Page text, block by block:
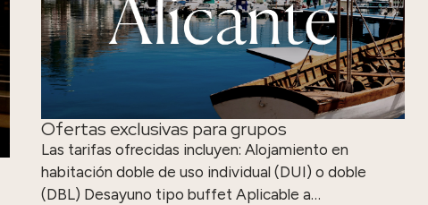
Ofertas exclusivas para grupos
Las tarifas ofrecidas incluyen: Alojamiento en
habitación doble de uso individual (DUI) o doble
(DBL) Desayuno tipo buffet Aplicable a…